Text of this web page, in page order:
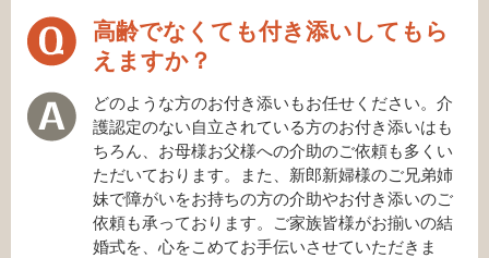
高齢でなくても付き添いしてもら
えますか？
どのような方のお付き添いもお任せください。介
護認定のない自立されている方のお付き添いはも
ちろん、お母様お父様への介助のご依頼も多くい
ただいております。また、新郎新婦様のご兄弟姉
妹で障がいをお持ちの方の介助やお付き添いのご
依頼も承っております。ご家族皆様がお揃いの結
婚式を、心をこめてお手伝いさせていただきま